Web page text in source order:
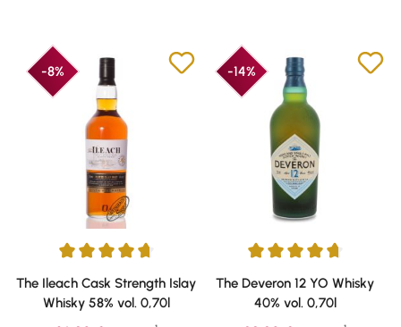
-8%
Durchschnittliche Bewertung von 4.69 von 5 Sternen
The Ileach Cask Strength Islay
Whisky 58% vol. 0,70l
-14%
Durchschnittliche Bewertung
The Deveron 12 YO Whisky
40% vol. 0,70l